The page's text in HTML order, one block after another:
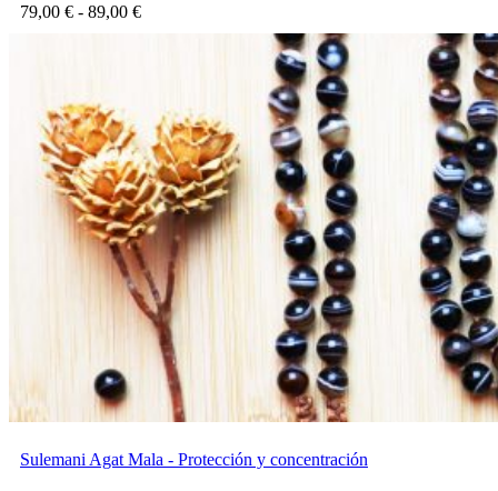
79,00 € - 89,00 €Rango
hasta
89,00 €
Sulemani Agat Mala - Protección y concentración